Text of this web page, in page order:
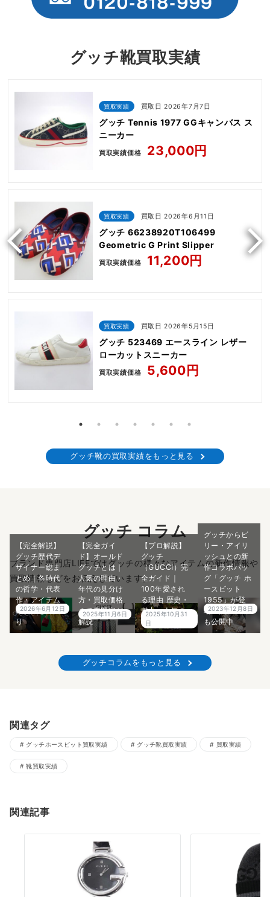
グッチ靴買取実績
買取実績 買取日 2026年7月7日
グッチ Tennis 1977 GGキャンバス ス
ニーカー
買取実績価格 23,000円
買取実績 買取日 2026年6月11日
グッチ 66238920T106499
Geometric G Print Slipper
買取実績価格 11,200円
買取実績 買取日 2026年5月15日
グッチ 523469 エースライン レザー
ローカットスニーカー
買取実績価格 5,600円
グッチ靴の買取実績をもっと見る
グッチ コラム
ブランド専門店LIFEではグッチの様々なアイテムの新作情報や
買取情報などをお伝えしています。
【完全解説】
グッチ歴代デ
ザイナー総ま
とめ｜各時代
の哲学・代表
作・アイテム
の価値を深掘
り
2026年6月12日
【完全ガイ
ド】オールド
グッチとは｜
人気の理由・
年代の見分け
方・買取価格
まで専門家が
解説
2025年11月6日
【プロ解説】
グッチ
（GUCCI）完
全ガイド｜
100年愛され
る理由 歴史・
魅力・人気の
秘密をご紹介
2025年10月31
日
グッチからビ
リー・アイリ
ッシュとの新
作コラボバッ
グ「グッチ ホ
ースビット
1955」が登
場！買取価格
も公開中
2023年12月8日
グッチコラムをもっと見る
関連タグ
グッチホースビット買取実績 グッチ靴買取実績 買取実績
靴買取実績
関連記事